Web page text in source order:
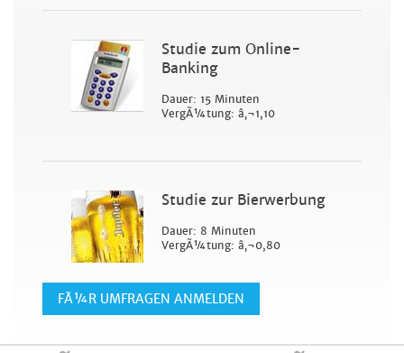
Studie zum Online-
Banking
Dauer: 15 Minuten
VergÃ¼tung: â‚¬1,10
Studie zur Bierwerbung
Dauer: 8 Minuten
VergÃ¼tung: â‚¬0,80
FÃ¼R UMFRAGEN ANMELDEN